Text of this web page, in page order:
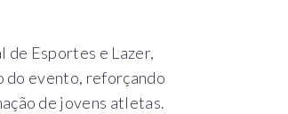
Esportes e Lazer,
do evento, reforçando
de jovens atletas.